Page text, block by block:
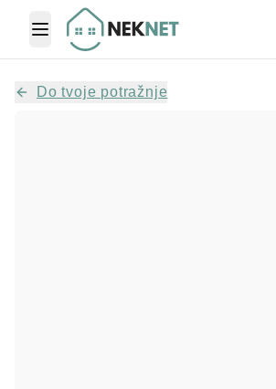
Toggle Menu
Do tvoje potražnje